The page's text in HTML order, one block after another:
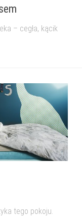
– cegła, kącik
tego pokoju.